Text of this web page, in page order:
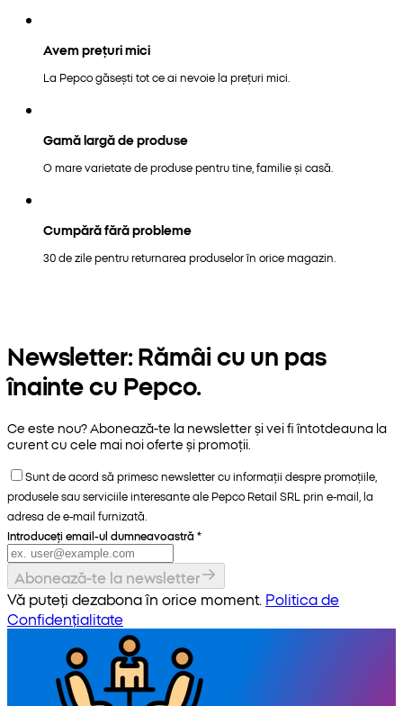
Avem prețuri mici
La Pepco găsești tot ce ai nevoie la prețuri mici.
Gamă largă de produse
O mare varietate de produse pentru tine, familie și casă.
Cumpără fără probleme
30 de zile pentru returnarea produselor în orice magazin.
Newsletter: Rămâi cu un pas
înainte cu Pepco.
Ce este nou? Abonează-te la newsletter și vei fi întotdeauna la
curent cu cele mai noi oferte și promoții.
Sunt de acord să primesc newsletter cu informații despre promoțiile,
produsele sau serviciile interesante ale Pepco Retail SRL prin e-mail, la
adresa de e-mail furnizată.
Introduceți email-ul dumneavoastră *
Abonează-te la newsletter
Vă puteți dezabona în orice moment. Politica de
Confidențialitate